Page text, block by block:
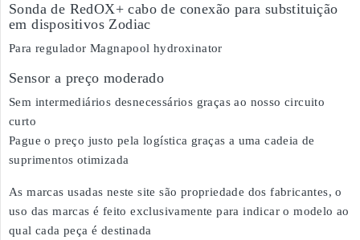
Sonda de RedOX+ cabo de conexão para substituição
em dispositivos Zodiac
Para regulador Magnapool hydroxinator
Sensor a preço moderado
Sem intermediários desnecessários graças ao nosso circuito
curto
Pague o preço justo pela logística graças a uma cadeia de
suprimentos otimizada
As marcas usadas neste site são propriedade dos fabricantes, o
uso das marcas é feito exclusivamente para indicar o modelo ao
qual cada peça é destinada